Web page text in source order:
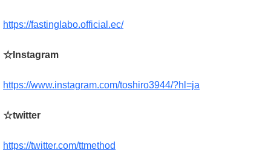
https://fastinglabo.official.ec/
☆Instagram
https://www.instagram.com/toshiro3944/?hl=ja
☆twitter
https://twitter.com/ttmethod